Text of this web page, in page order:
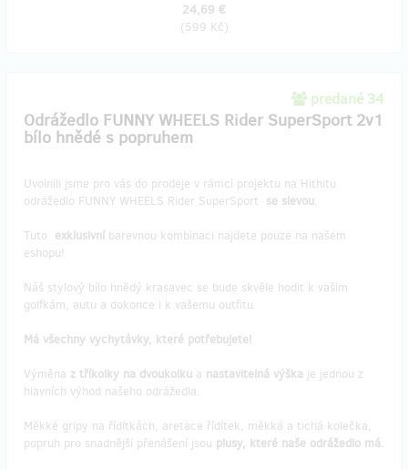
24,69 €
(599 Kč)
predané 34
Odrážedlo FUNNY WHEELS Rider SuperSport 2v1
bílo hnědé s popruhem
Uvolnili jsme pro vás do prodeje v rámci projektu na Hithitu
odrážedlo FUNNY WHEELS Rider SuperSport se slevou.
Tuto exklusivní barevnou kombinaci najdete pouze na našem
eshopu!
Náš stylový bílo hnědý krasavec se bude skvěle hodit k vašim
golfkám, autu a dokonce i k vašemu outfitu.
Má všechny vychytávky, které potřebujete!
Výměna z tříkolky na dvoukolku a nastavitelná výška je jednou z
hlavních výhod našeho odrážedla.
Měkké gripy na řídítkách, aretace řídítek, měkká a tichá kolečka,
popruh pro snadnější přenášení jsou plusy, které naše odrážedlo má.